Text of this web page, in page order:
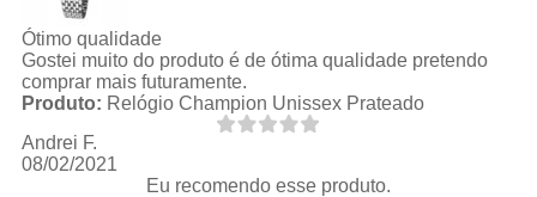
Ótimo qualidade
Gostei muito do produto é de ótima qualidade pretendo
comprar mais futuramente.
Produto: Relógio Champion Unissex Prateado
Andrei F.
08/02/2021
Eu recomendo esse produto.